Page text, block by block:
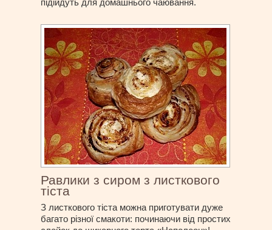
підійдуть для домашнього чаювання.
Равлики з сиром з листкового
тіста
З листкового тіста можна приготувати дуже
багато різної смакоти: починаючи від простих